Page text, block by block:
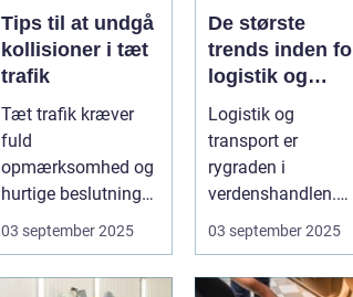
Tips til at undgå
kollisioner i tæt
trafik
Tæt trafik kræver
fuld
opmærksomhed og
hurtige beslutninger.
Små fejl kan hu...
03 september 2025
De største
trends inden
logistik og
transport
Logistik og
transport er
rygraden i
verdenshandlen.
Uanset om vi taler
dagligvarer til
supermarkedet...
03 september 2025